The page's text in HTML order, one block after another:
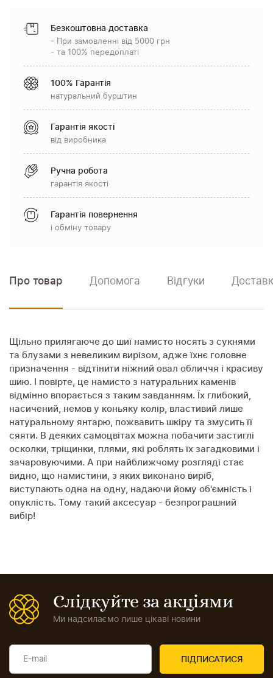
Безкоштовна доставка
- При замовленні від 5000 грн
- та 100% передоплаті
100% Гарантія
натуральний бурштин
Гарантія якості
від виробника
Ручна робота
гарантія якості
Гарантія повернення
і обміну товару
Про товар Допомога Відгуки
Щільно прилягаюче до шиї намисто носять з сукнями
та блузами з невеликим вирізом, адже їхнє головне
призначення - відтінити ніжний овал обличчя і красиву
шию. І повірте, це намисто з натуральних каменів
відмінно впорається з таким завданням. Їх глибокий,
насичений, немов у коньяку колір, властивий лише
натуральному янтарю, пожвавить шкіру та змусить її
сяяти. В деяких самоцвітах можна побачити застиглі
осколки, тріщинки, плями, які роблять їх загадковими і
зачаровуючими. А при найближчому розгляді стає
видно, що намистини, з яких виконано виріб,
виступають одна на одну, надаючи йому об'ємність і
опуклість. Тому такий аксесуар - безпрограшний
вибір!
Слідкуйте за акціями
Ми надсилаємо лише цікаві новини